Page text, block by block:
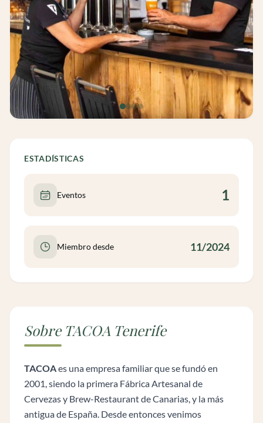
ESTADÍSTICAS
Eventos 1
Miembro desde 11/2024
Sobre TACOA Tenerife
TACOAes una empresa familiar que se fundó en
2001, siendo la primera Fábrica Artesanal de
Cervezas y Brew-Restaurant de Canarias, y la más
antigua de España. Desde entonces venimos